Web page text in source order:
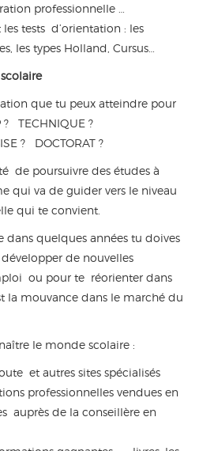
professionnelle …
tests d’orientation : les
les types Holland, Cursus…
que tu peux atteindre pour
TECHNIQUE ?
? DOCTORAT ?
de poursuivre des études à
qui va de guider vers le niveau
qui te convient.
dans quelques années tu doives
développer de nouvelles
ou pour te réorienter dans
la mouvance dans le marché du
le monde scolaire :
et autres sites spécialisés
professionnelles vendues en
auprès de la conseillère en